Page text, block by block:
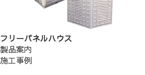
フリーパネルハウス
製品案内
施工事例